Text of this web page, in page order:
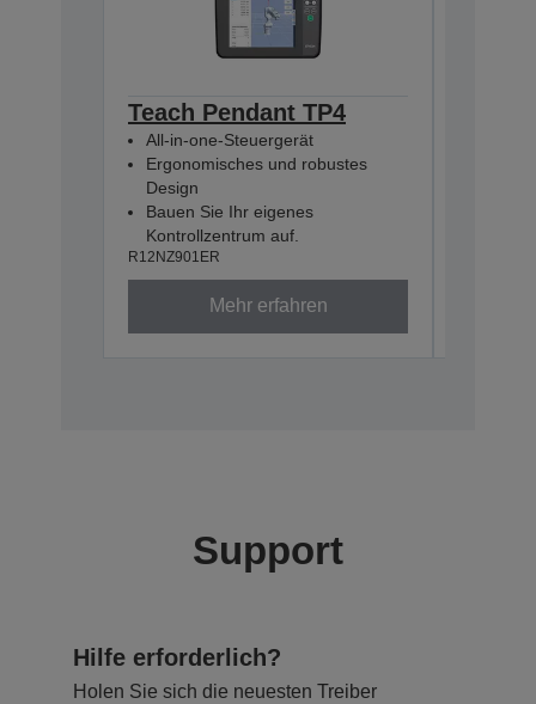
Teach Pendant TP4
All-in-one-Steuergerät
Ergonomisches und robustes
Design
Bauen Sie Ihr eigenes
Kontrollzentrum auf.
R12NZ901ER
Mehr erfahren
Support
Hilfe erforderlich?
Holen Sie sich die neuesten Treiber